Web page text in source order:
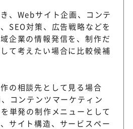
、Webサイト企画、コンテ
SEO対策、広告戦略などを
企業の情報発信を、制作だ
て考えたい場合に比較候補
の相談先として見る場合
コンテンツマーケティン
単発の制作メニューとして
サイト構造、サービスペー